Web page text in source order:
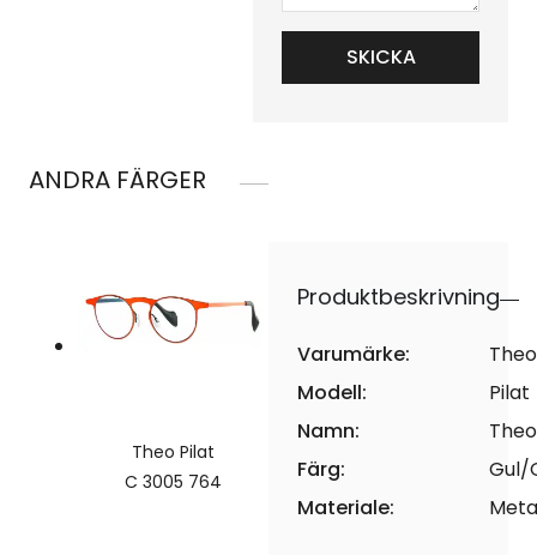
ANDRA FÄRGER
Theo Pilat
C 3005 764
Produktbeskrivning
Varumärke:
Theo
Modell:
Pilat
Namn:
Färg:
Gul/
Materiale: